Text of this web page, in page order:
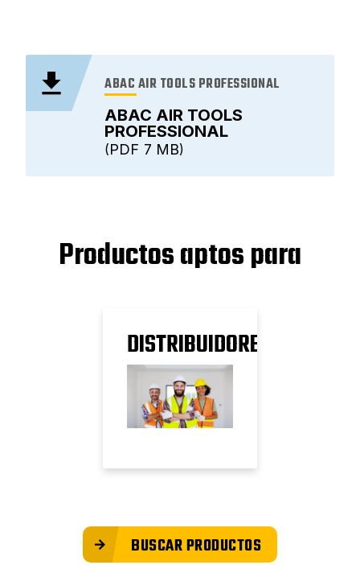
ABAC AIR TOOLS
PROFESSIONAL
ABAC AIR TOOLS PROFESSIONAL
7 MB
PDF
Productos aptos para
DISTRIBUIDORES
BUSCAR PRODUCTOS